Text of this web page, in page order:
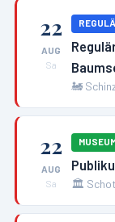
22
AUG
Sa
🚂
22
AUG
Sa
🏛️